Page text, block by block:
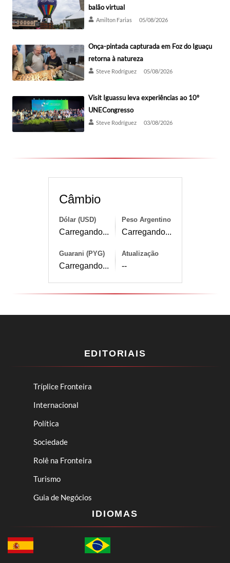
balão virtual
Amilton Farias 05/08/2026
Onça-pintada capturada em Foz do Iguaçu
retorna à natureza
Steve Rodríguez 05/08/2026
Visit Iguassu leva experiências ao 10º
UNECongresso
Steve Rodríguez 03/08/2026
Câmbio
Dólar (USD)
Carregando...
Peso Argentino
Carregando...
Guarani (PYG)
Carregando...
Atualização
--
EDITORIAIS
Tríplice Fronteira
Internacional
Política
Sociedade
Rolê na Fronteira
Turismo
Guia de Negócios
IDIOMAS